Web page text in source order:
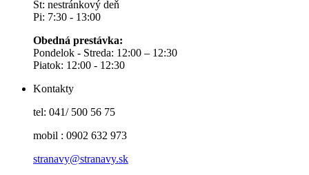
Št: nestránkový deň
Pi: 7:30 - 13:00
Obedná prestávka:
Pondelok - Streda: 12:00 – 12:30
Piatok: 12:00 - 12:30
Kontakty
tel: 041/ 500 56 75
mobil : 0902 632 973
stranavy@stranavy.sk